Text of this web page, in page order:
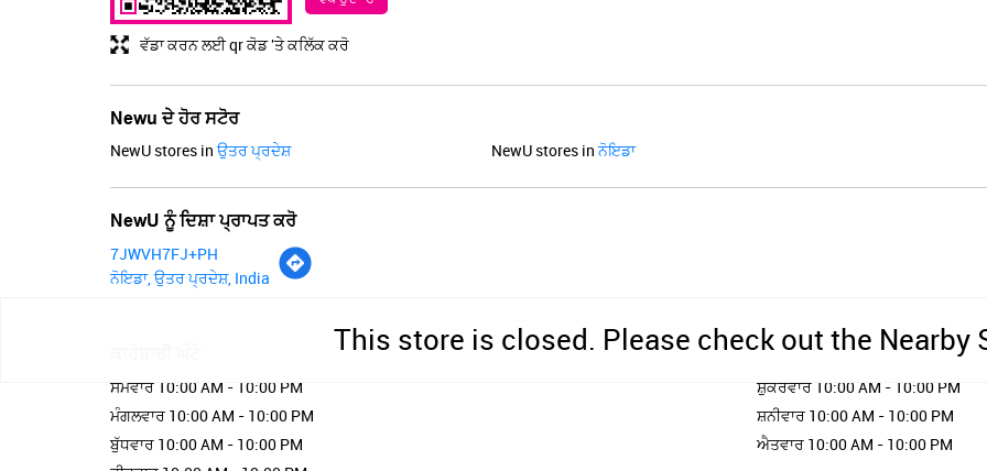
This store is closed. Please check out the Nearby
ਵੱਡਾ ਕਰਨ ਲਈ qr ਕੋਡ 'ਤੇ ਕਲਿੱਕ ਕਰੋ
Newu ਦੇ ਹੋਰ ਸਟੋਰ
NewU stores in ਉਤਰ ਪ੍ਰਦੇਸ਼ NewU stores in ਨੋਇਡਾ
NewU ਨੂੰ ਦਿਸ਼ਾ ਪ੍ਰਾਪਤ ਕਰੋ
7JWVH7FJ+PH
ਨੋਇਡਾ, ਉਤਰ ਪ੍ਰਦੇਸ਼, India
ਸੋਮਵਾਰ 10:00 AM - 10:00 PM
ਮੰਗਲਵਾਰ 10:00 AM - 10:00 PM
ਬੁੱਧਵਾਰ 10:00 AM - 10:00 PM
ਸ਼ੁੱਕਰਵਾਰ 10:00 AM - 10:00 PM
ਸ਼ਨੀਵਾਰ 10:00 AM - 10:00 PM
ਐਤਵਾਰ 10:00 AM - 10:00 PM